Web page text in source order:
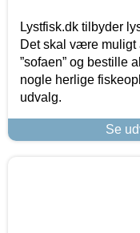
Lystfisk.dk tilbyder
Det skal være muligt
”sofaen” og bestille
nogle herlige
udvalg.
Se